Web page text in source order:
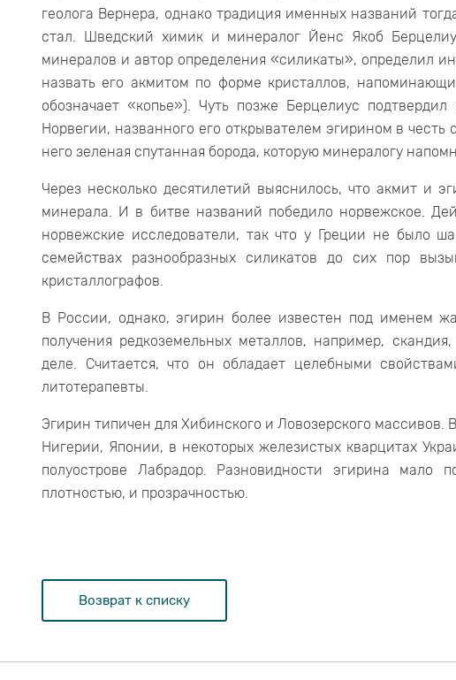
геолога Вернера, однако традиция именных названий
стал. Шведский химик и минералог Йенс Якоб
минералов и автор определения «силикаты», определил
назвать его акмитом по форме кристаллов,
обозначает «копье»). Чуть позже Берцелиус
Норвегии, названного его открывателем эгирином в честь
него зеленая спутанная борода, которую минералогу
Через несколько десятилетий выяснилось, что акмит и
минерала. И в битве названий победило норвежское.
норвежские исследователи, так что у Греции не было
семействах разнообразных силикатов до сих пор
кристаллографов.
В России, однако, эгирин более известен под именем
получения редкоземельных металлов, например,
деле. Считается, что он обладает целебными
литотерапевты.
Эгирин типичен для Хибинского и Ловозерского массивов.
Нигерии, Японии, в некоторых железистых кварцитах
полуострове Лабрадор. Разновидности эгирина
плотностью, и прозрачностью.
Возврат к списку